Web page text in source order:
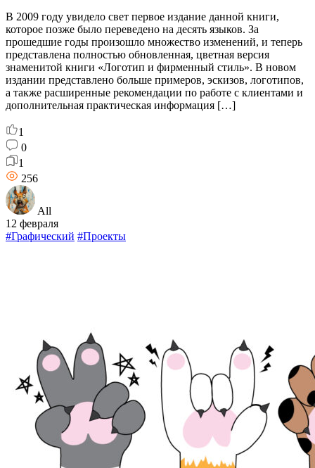
В 2009 году увидело свет первое издание данной книги,
которое позже было переведено на десять языков. За
прошедшие годы произошло множество изменений, и теперь
представлена полностью обновленная, цветная версия
знаменитой книги «Логотип и фирменный стиль». В новом
издании представлено больше примеров, эскизов, логотипов,
а также расширенные рекомендации по работе с клиентами и
дополнительная практическая информация […]
1
0
1
256
All
12 февраля
#Графический #Проекты